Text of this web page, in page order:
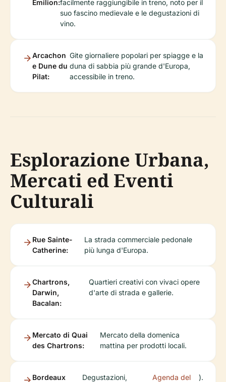
Émilion:facilmente raggiungibile in treno, noto per il
suo fascino medievale e le degustazioni di
vino.
Arcachon
e Dune du
Pilat:
Gite giornaliere popolari per spiagge e la
duna di sabbia più grande d'Europa,
accessibile in treno.
Esplorazione Urbana,
Mercati ed Eventi
Culturali
Rue Sainte-
Catherine:
La strada commerciale pedonale
più lunga d'Europa.
Chartrons,
Darwin,
Bacalan:
Quartieri creativi con vivaci opere
d'arte di strada e gallerie.
Mercato di Quai
des Chartrons:
Mercato della domenica
mattina per prodotti locali.
Bordeaux
Degustazioni,
Agenda del
).